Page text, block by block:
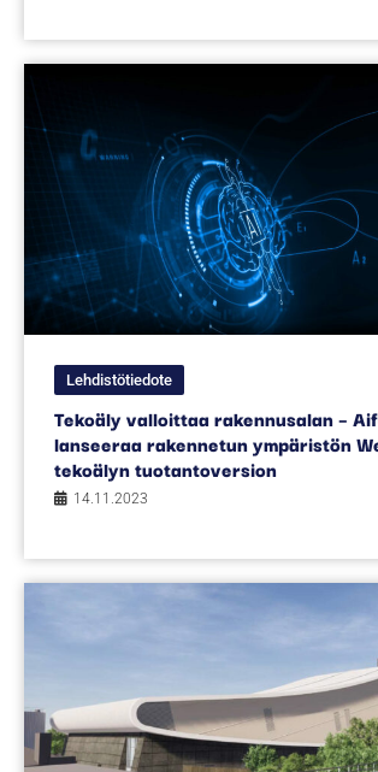
Lehdistötiedote
Tekoäly valloittaa rakennusalan –
lanseeraa rakennetun ympäristön
tekoälyn tuotantoversion
14.11.2023